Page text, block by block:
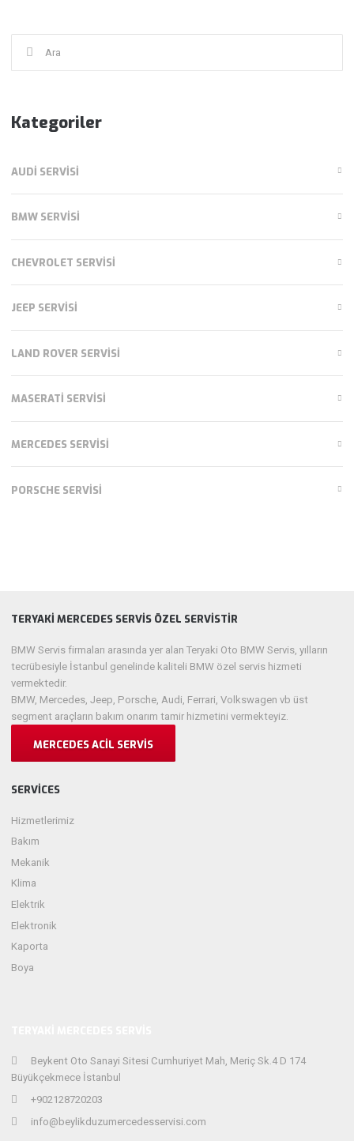
Kategoriler
AUDI SERVISI
BMW SERVISI
CHEVROLET SERVISI
JEEP SERVISI
LAND ROVER SERVISI
MASERATI SERVISI
MERCEDES SERVISI
PORSCHE SERVISI
Beykent Oto Sanayi Sitesi Cumhuriyet Mah, Meriç Sk.4 D 174
Büyükçekmece İstanbul
+902128720203
info@beylikduzumercedesservisi.com
TERYAKI MERCEDES SERVIS ÖZEL SERVISTIR
BMW Servis firmaları arasında yer alan Teryaki Oto BMW Servis, yılların
tecrübesiyle İstanbul genelinde kaliteli BMW özel servis hizmeti
vermektedir.
BMW, Mercedes, Jeep, Porsche, Audi, Ferrari, Volkswagen vb üst
segment araçların bakım onarım tamir hizmetini vermekteyiz.
MERCEDES ACIL SERVIS
SERVICES
Hizmetlerimiz
Bakım
Mekanik
Klima
Elektrik
Elektronik
Kaporta
Boya